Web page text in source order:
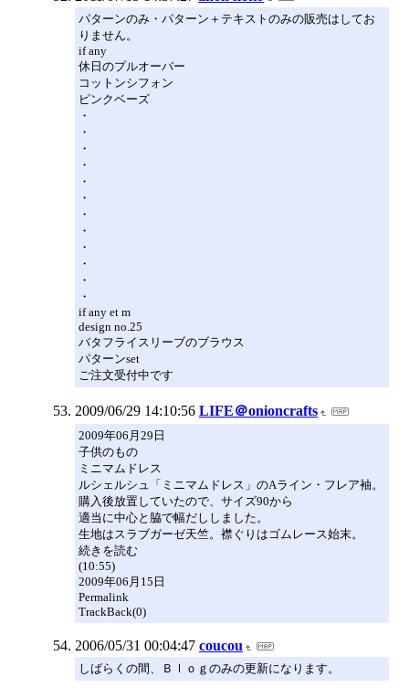
パターンのみ・パターン＋テキストのみの販売はしてお
りません。
if any
休日のプルオーバー
コットンシフォン
ピンクベーズ
・
・
・
・
・
・
・
・
・
・
・
・
if any et m
design no.25
バタフライスリーブのブラウス
パターンset
ご注文受付中です
2009/06/29 14:10:56 LIFE＠onioncrafts
2009年06月29日
子供のもの
ミニマムドレス
ルシェルシュ「ミニマムドレス」のAライン・フレア袖。
購入後放置していたので、サイズ90から
適当に中心と脇で幅だししました。
生地はスラブガーゼ天竺。襟ぐりはゴムレース始末。
続きを読む
(10:55)
2009年06月15日
Permalink
TrackBack(0)
2006/05/31 00:04:47 coucou
しばらくの間、Ｂｌｏｇのみの更新になります。